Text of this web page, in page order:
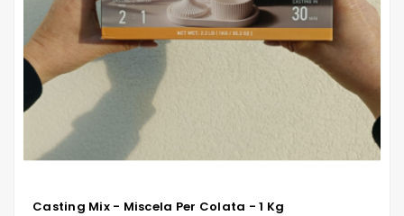
Casting Mix - Miscela Per Colata - 1 Kg